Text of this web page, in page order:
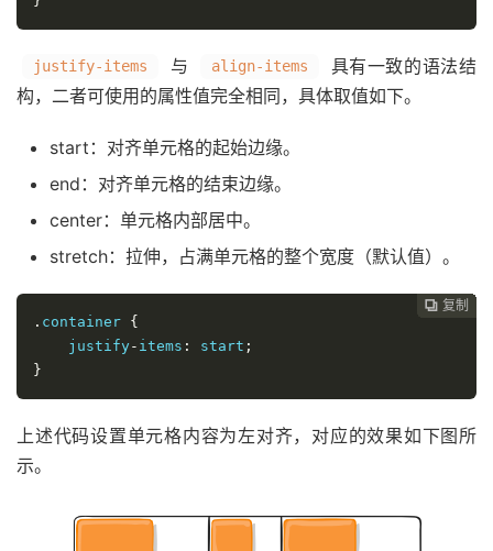
justify-items 与 align-items
具有一致的语法结
构，二者可使用的属性值完全相同，具体取值如下。
start：对齐单元格的起始边缘。
end：对齐单元格的结束边缘。
center：单元格内部居中。
stretch：拉伸，占满单元格的整个宽度（默认值）。
 复制
 复制
 复制
 复制
 复制
 复制
 复制
 复制
 复制
 复制
 复制
 复制
 复制
 复制
 复制
 复制
 复制
 复制
 复制
 复制
 复制
 复制
. container {
    justify
- items : start ;
}
上述代码设置单元格内容为左对齐，对应的效果如下图所
示。